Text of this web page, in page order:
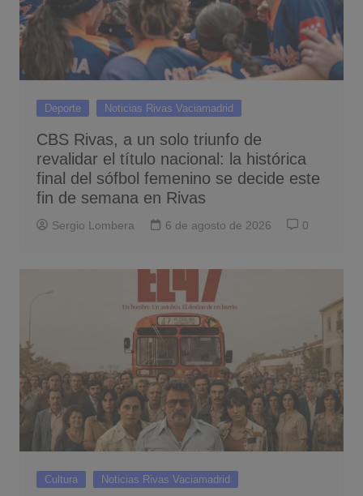
Deporte Noticias Rivas Vaciamadrid
CBS Rivas, a un solo triunfo de
revalidar el título nacional: la histórica
final del sófbol femenino se decide este
fin de semana en Rivas
Sergio Lombera 6 de agosto de 2026 0
Cultura Noticias Rivas Vaciamadrid